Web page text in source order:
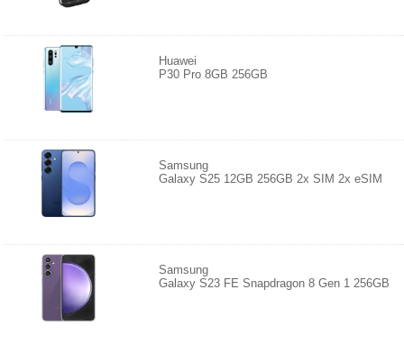
Huawei
P30 Pro 8GB 256GB
Samsung
Galaxy S25 12GB 256GB 2x SIM 2x eSIM
Samsung
Galaxy S23 FE Snapdragon 8 Gen 1 256GB